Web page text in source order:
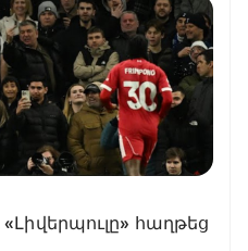
հաղթեց